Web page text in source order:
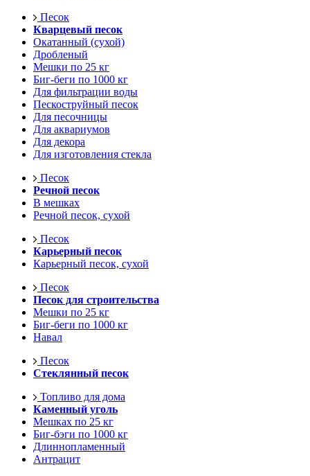
Песок
Кварцевый песок
Окатанный (сухой)
Дробленый
Мешки по 25 кг
Биг-беги по 1000 кг
Для фильтрации воды
Пескоструйный песок
Для песочницы
Для аквариумов
Для декора
Для изготовления стекла
Песок
Речной песок
В мешках
Речной песок, сухой
Песок
Карьерный песок
Карьерный песок, сухой
Песок
Песок для строительства
Мешки по 25 кг
Биг-беги по 1000 кг
Навал
Песок
Стеклянный песок
Топливо для дома
Каменный уголь
Мешках по 25 кг
Биг-бэги по 1000 кг
Длиннопламенный
Антрацит